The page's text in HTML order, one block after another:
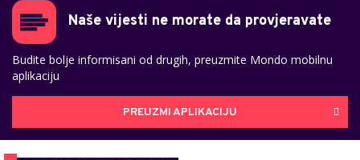
Naše vijesti ne morate da provjeravate
Budite bolje informisani od drugih, preuzmite Mondo mobilnu
aplikaciju
PREUZMI APLIKACIJU